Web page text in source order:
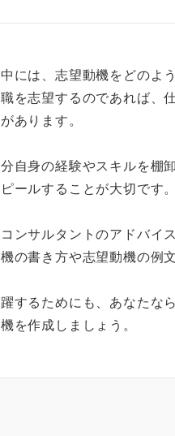
ン能力は、採用活動や資料
で、職場環境の改善や制
や、多様なニーズを汲み取
例文
の注意点
れている場合があります。記事
には、志望動機をどのよ
を志望するのであれば、
あります。
自身の経験やスキルを棚
ールすることが大切です。
ンサルタントのアドバイ
の書き方や志望動機の例
するためにも、あなたな
を作成しましょう。